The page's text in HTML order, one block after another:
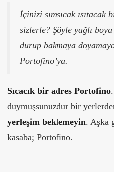
İçinizi sımsıcak ısıtacak
sizlerle? Şöyle yağlı
durup bakmaya
Portofino’ya.
Sıcacık bir adres Portofino
duymuşsunuzdur bir
yerleşim beklemeyin. Aşka
kasaba; Portofino.